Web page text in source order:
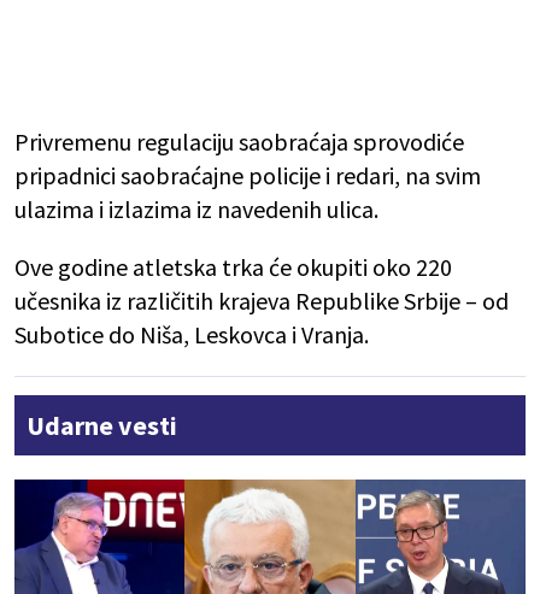
Privremenu regulaciju saobraćaja sprovodiće
pripadnici saobraćajne policije i redari, na svim
ulazima i izlazima iz navedenih ulica.
Ove godine atletska trka će okupiti oko 220
učesnika iz različitih krajeva Republike Srbije – od
Subotice do Niša, Leskovca i Vranja.
Udarne vesti